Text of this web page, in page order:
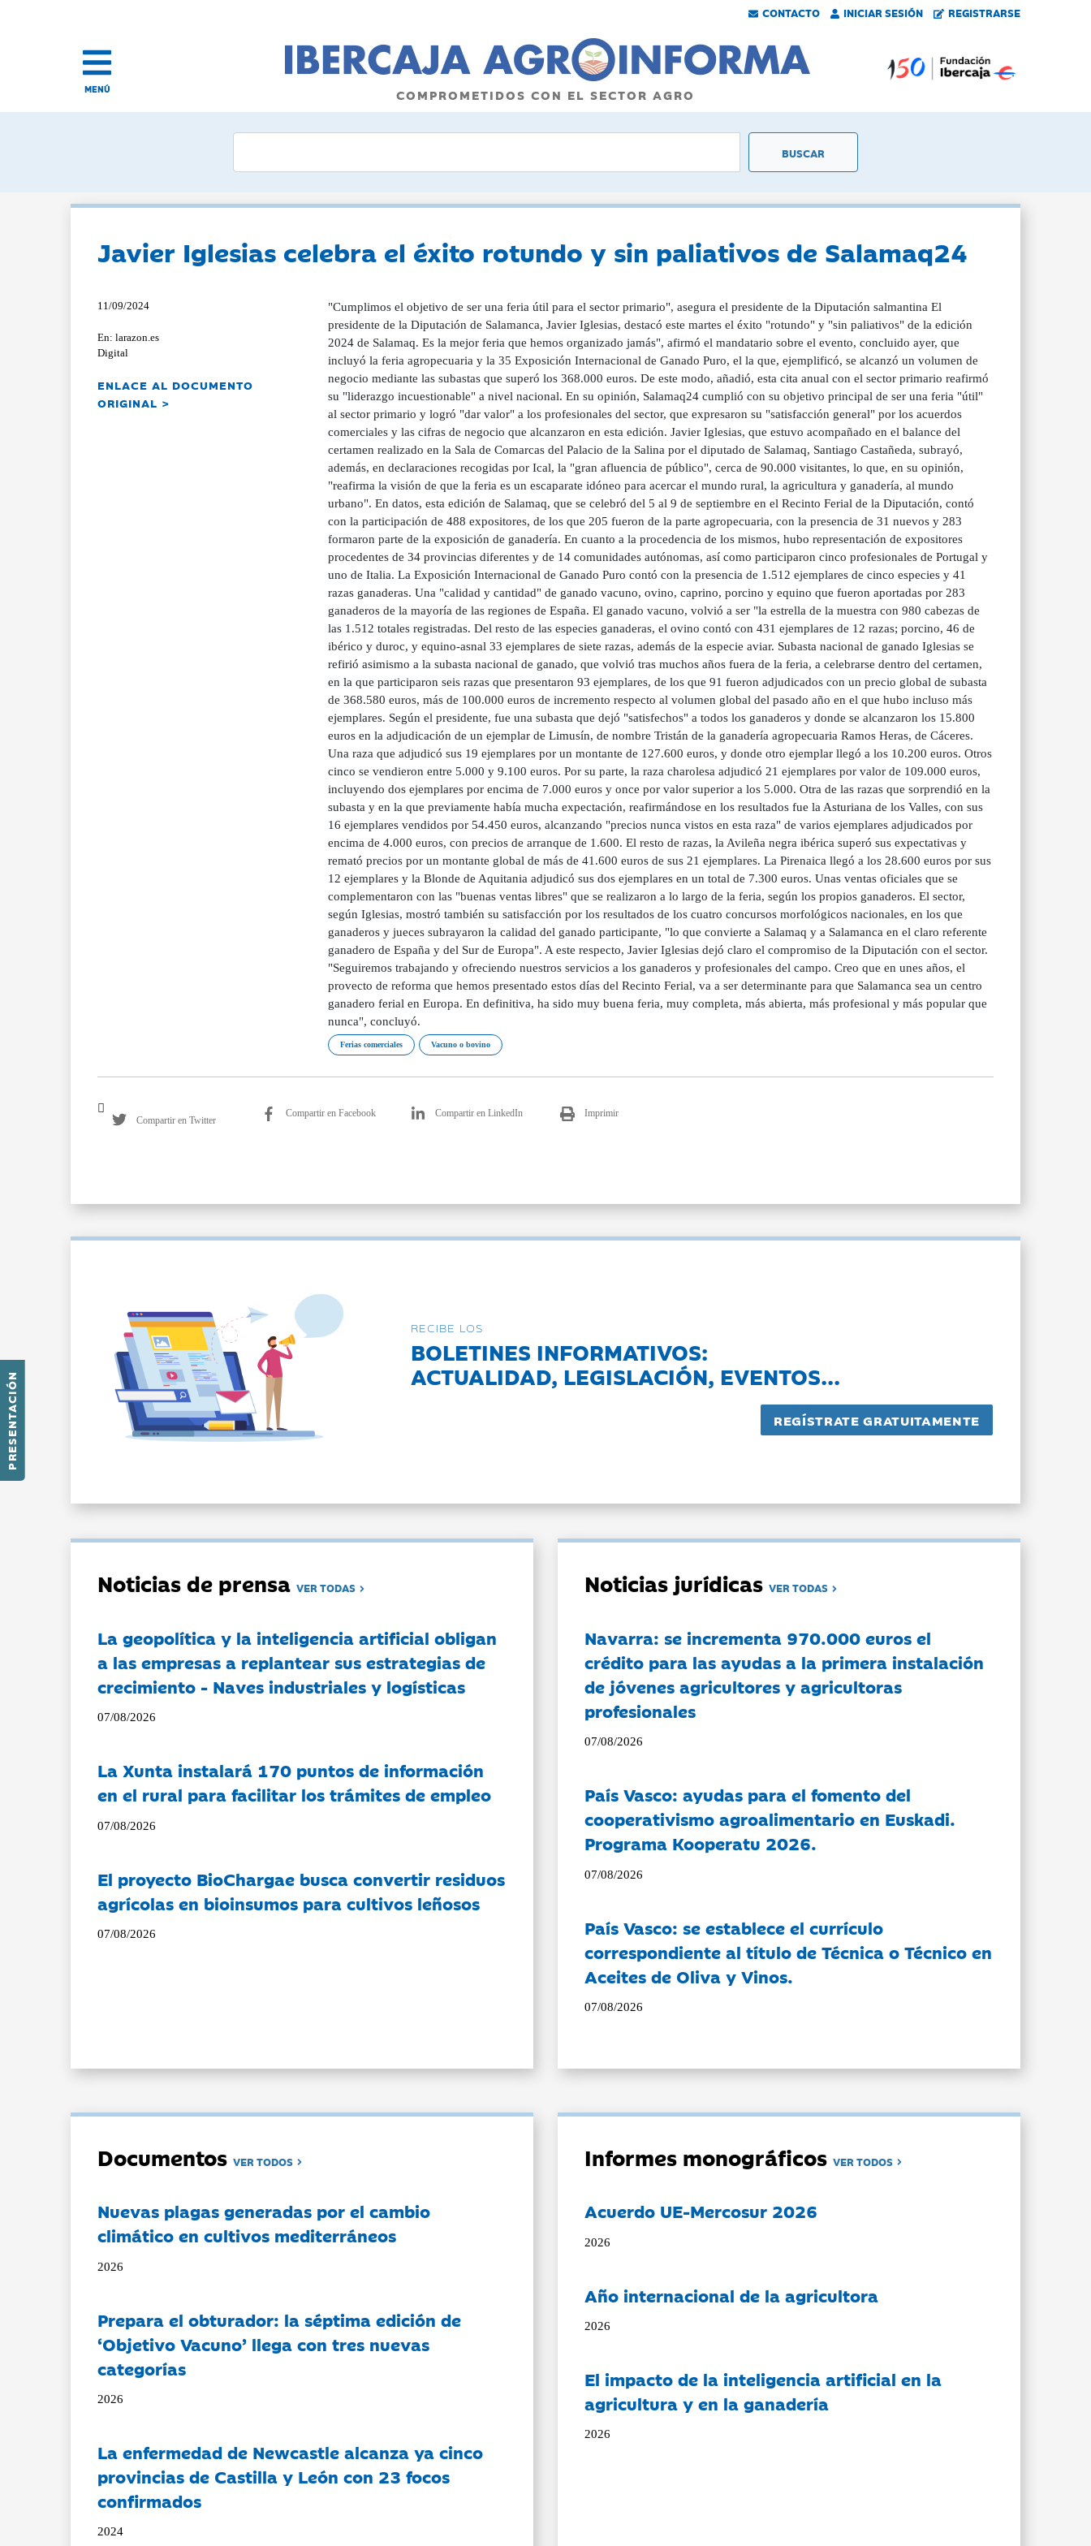
CONTACTO INICIAR SESIÓN REGISTRARSE
PRESENTACIÓN
MENÚ COMPROMETIDOS CON EL SECTOR AGRO
Javier Iglesias celebra el éxito rotundo y sin paliativos de Salamaq24
11/09/2024
En: larazon.es
Digital
ENLACE AL DOCUMENTO
ORIGINAL >
"Cumplimos el objetivo de ser una feria útil para el sector primario", asegura el presidente de la Diputación salmantina El
presidente de la Diputación de Salamanca, Javier Iglesias, destacó este martes el éxito "rotundo" y "sin paliativos" de la edición
2024 de Salamaq. Es la mejor feria que hemos organizado jamás", afirmó el mandatario sobre el evento, concluido ayer, que
incluyó la feria agropecuaria y la 35 Exposición Internacional de Ganado Puro, el la que, ejemplificó, se alcanzó un volumen de
negocio mediante las subastas que superó los 368.000 euros. De este modo, añadió, esta cita anual con el sector primario reafirmó
su "liderazgo incuestionable" a nivel nacional. En su opinión, Salamaq24 cumplió con su objetivo principal de ser una feria "útil"
al sector primario y logró "dar valor" a los profesionales del sector, que expresaron su "satisfacción general" por los acuerdos
comerciales y las cifras de negocio que alcanzaron en esta edición. Javier Iglesias, que estuvo acompañado en el balance del
certamen realizado en la Sala de Comarcas del Palacio de la Salina por el diputado de Salamaq, Santiago Castañeda, subrayó,
además, en declaraciones recogidas por Ical, la "gran afluencia de público", cerca de 90.000 visitantes, lo que, en su opinión,
"reafirma la visión de que la feria es un escaparate idóneo para acercar el mundo rural, la agricultura y ganadería, al mundo
urbano". En datos, esta edición de Salamaq, que se celebró del 5 al 9 de septiembre en el Recinto Ferial de la Diputación, contó
con la participación de 488 expositores, de los que 205 fueron de la parte agropecuaria, con la presencia de 31 nuevos y 283
formaron parte de la exposición de ganadería. En cuanto a la procedencia de los mismos, hubo representación de expositores
procedentes de 34 provincias diferentes y de 14 comunidades autónomas, así como participaron cinco profesionales de Portugal y
uno de Italia. La Exposición Internacional de Ganado Puro contó con la presencia de 1.512 ejemplares de cinco especies y 41
razas ganaderas. Una "calidad y cantidad" de ganado vacuno, ovino, caprino, porcino y equino que fueron aportadas por 283
ganaderos de la mayoría de las regiones de España. El ganado vacuno, volvió a ser "la estrella de la muestra con 980 cabezas de
las 1.512 totales registradas. Del resto de las especies ganaderas, el ovino contó con 431 ejemplares de 12 razas; porcino, 46 de
ibérico y duroc, y equino-asnal 33 ejemplares de siete razas, además de la especie aviar. Subasta nacional de ganado Iglesias se
refirió asimismo a la subasta nacional de ganado, que volvió tras muchos años fuera de la feria, a celebrarse dentro del certamen,
en la que participaron seis razas que presentaron 93 ejemplares, de los que 91 fueron adjudicados con un precio global de subasta
de 368.580 euros, más de 100.000 euros de incremento respecto al volumen global del pasado año en el que hubo incluso más
ejemplares. Según el presidente, fue una subasta que dejó "satisfechos" a todos los ganaderos y donde se alcanzaron los 15.800
euros en la adjudicación de un ejemplar de Limusín, de nombre Tristán de la ganadería agropecuaria Ramos Heras, de Cáceres.
Una raza que adjudicó sus 19 ejemplares por un montante de 127.600 euros, y donde otro ejemplar llegó a los 10.200 euros. Otros
cinco se vendieron entre 5.000 y 9.100 euros. Por su parte, la raza charolesa adjudicó 21 ejemplares por valor de 109.000 euros,
incluyendo dos ejemplares por encima de 7.000 euros y once por valor superior a los 5.000. Otra de las razas que sorprendió en la
subasta y en la que previamente había mucha expectación, reafirmándose en los resultados fue la Asturiana de los Valles, con sus
16 ejemplares vendidos por 54.450 euros, alcanzando "precios nunca vistos en esta raza" de varios ejemplares adjudicados por
encima de 4.000 euros, con precios de arranque de 1.600. El resto de razas, la Avileña negra ibérica superó sus expectativas y
remató precios por un montante global de más de 41.600 euros de sus 21 ejemplares. La Pirenaica llegó a los 28.600 euros por sus
12 ejemplares y la Blonde de Aquitania adjudicó sus dos ejemplares en un total de 7.300 euros. Unas ventas oficiales que se
complementaron con las "buenas ventas libres" que se realizaron a lo largo de la feria, según los propios ganaderos. El sector,
según Iglesias, mostró también su satisfacción por los resultados de los cuatro concursos morfológicos nacionales, en los que
ganaderos y jueces subrayaron la calidad del ganado participante, "lo que convierte a Salamaq y a Salamanca en el claro referente
ganadero de España y del Sur de Europa". A este respecto, Javier Iglesias dejó claro el compromiso de la Diputación con el sector.
"Seguiremos trabajando y ofreciendo nuestros servicios a los ganaderos y profesionales del campo. Creo que en unes años, el
provecto de reforma que hemos presentado estos días del Recinto Ferial, va a ser determinante para que Salamanca sea un centro
ganadero ferial en Europa. En definitiva, ha sido muy buena feria, muy completa, más abierta, más profesional y más popular que
nunca", concluyó.
Ferias comerciales Vacuno o bovino
Compartir en Twitter
Compartir en Facebook Compartir en LinkedIn Imprimir
RECIBE LOS
BOLETINES INFORMATIVOS:
ACTUALIDAD, LEGISLACIÓN, EVENTOS...
Noticias de prensaVER TODAS
La geopolítica y la inteligencia artificial obligan
a las empresas a replantear sus estrategias de
crecimiento - Naves industriales y logísticas
07/08/2026
La Xunta instalará 170 puntos de información
en el rural para facilitar los trámites de empleo
07/08/2026
El proyecto BioChargae busca convertir residuos
agrícolas en bioinsumos para cultivos leñosos
07/08/2026
Noticias jurídicasVER TODAS
Navarra: se incrementa 970.000 euros el
crédito para las ayudas a la primera instalación
de jóvenes agricultores y agricultoras
profesionales
07/08/2026
País Vasco: ayudas para el fomento del
cooperativismo agroalimentario en Euskadi.
Programa Kooperatu 2026.
07/08/2026
País Vasco: se establece el currículo
correspondiente al título de Técnica o Técnico en
Aceites de Oliva y Vinos.
07/08/2026
DocumentosVER TODOS
Nuevas plagas generadas por el cambio
climático en cultivos mediterráneos
2026
Prepara el obturador: la séptima edición de
‘Objetivo Vacuno’ llega con tres nuevas
categorías
2026
La enfermedad de Newcastle alcanza ya cinco
provincias de Castilla y León con 23 focos
confirmados
2024
Informes monográficosVER TODOS
Acuerdo UE-Mercosur 2026
2026
Año internacional de la agricultora
2026
El impacto de la inteligencia artificial en la
agricultura y en la ganadería
2026